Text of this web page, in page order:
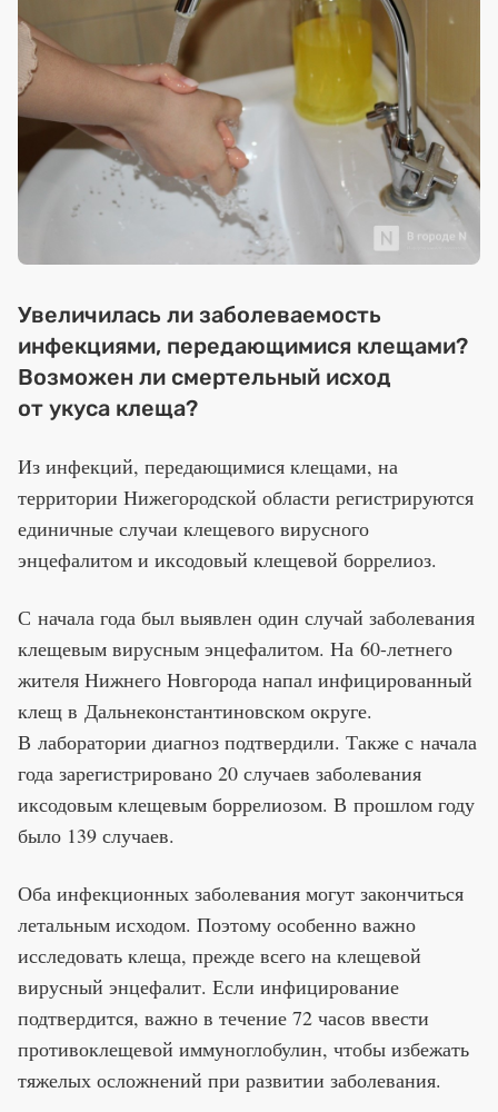
Увеличилась ли заболеваемость
инфекциями, передающимися клещами?
Возможен ли смертельный исход
от укуса клеща?
Из инфекций, передающимися клещами, на
территории Нижегородской области регистрируются
единичные случаи клещевого вирусного
энцефалитом и иксодовый клещевой боррелиоз.
С начала года был выявлен один случай заболевания
клещевым вирусным энцефалитом. На 60-летнего
жителя Нижнего Новгорода напал инфицированный
клещ в Дальнеконстантиновском округе.
В лаборатории диагноз подтвердили. Также с начала
года зарегистрировано 20 случаев заболевания
иксодовым клещевым боррелиозом. В прошлом году
было 139 случаев.
Оба инфекционных заболевания могут закончиться
летальным исходом. Поэтому особенно важно
исследовать клеща, прежде всего на клещевой
вирусный энцефалит. Если инфицирование
подтвердится, важно в течение 72 часов ввести
противоклещевой иммуноглобулин, чтобы избежать
тяжелых осложнений при развитии заболевания.